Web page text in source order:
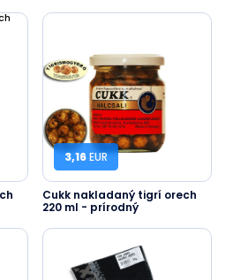
3,16EUR
Cukk nakladaný tigrí orech
220 ml - prírodný